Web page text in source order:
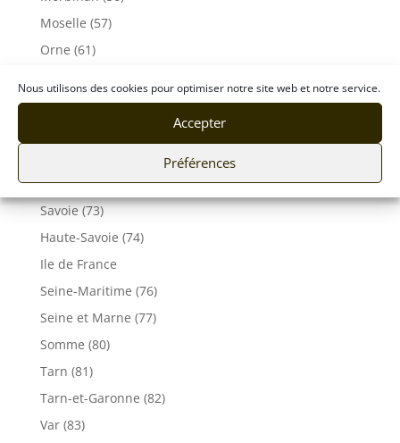
Nous utilisons des cookies pour optimiser notre site web et notre service.
Accepter
Préférences
Moselle (57)
Orne (61)
Puy De Dôme (63)
Pyrénées-Atlantiques (64)
Sarthe (72)
Savoie (73)
Haute-Savoie (74)
Ile de France
Seine-Maritime (76)
Seine et Marne (77)
Somme (80)
Tarn (81)
Tarn-et-Garonne (82)
Var (83)